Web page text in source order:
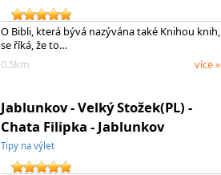
O Bibli, která bývá nazývána také Knihou knih,
se říká, že to…
0.5km
více »
Jablunkov - Velký Stožek(PL) -
Chata Filipka - Jablunkov
Tipy na výlet